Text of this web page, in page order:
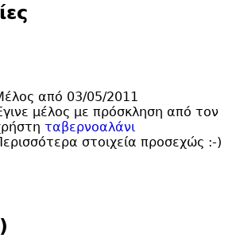
από 03/05/2011
μέλος με πρόσκληση από τον
ταβερνοαλάνι
στοιχεία προσεχώς :-)